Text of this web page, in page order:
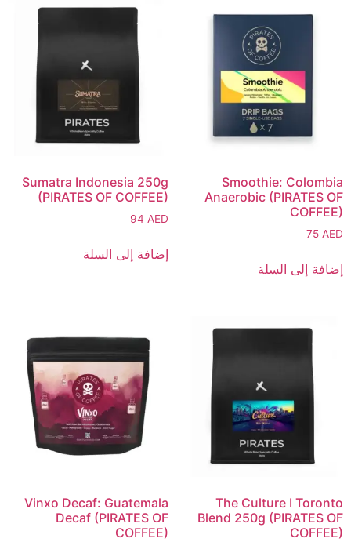
Smoothie: Colombia
Anaerobic (PIRATES OF
COFFEE)
75 AED
إضافة إلى السلة
Sumatra Indonesia 250g
(PIRATES OF COFFEE)
94AED
إضافة إلى السلة
The Culture I Toronto
Blend 250g (PIRATES OF
COFFEE)
Vinxo Decaf: Guatemala
Decaf (PIRATES OF
COFFEE)